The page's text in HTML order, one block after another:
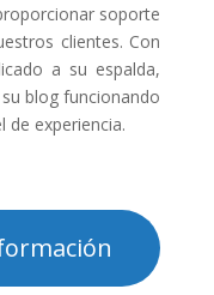
soporte
clientes. Con
a su espalda,
blog funcionando
de experiencia.